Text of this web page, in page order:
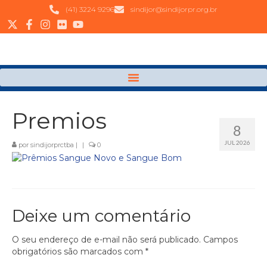
(41) 3224 9296 sindijor@sindijorpr.org.br
8
JUL 2026
Premios
por sindijorprctba | | 0
Deixe um comentário
O seu endereço de e-mail não será publicado. Campos
obrigatórios são marcados com *